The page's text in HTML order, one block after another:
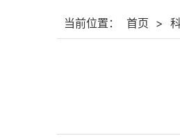
当前位置： 首页 >